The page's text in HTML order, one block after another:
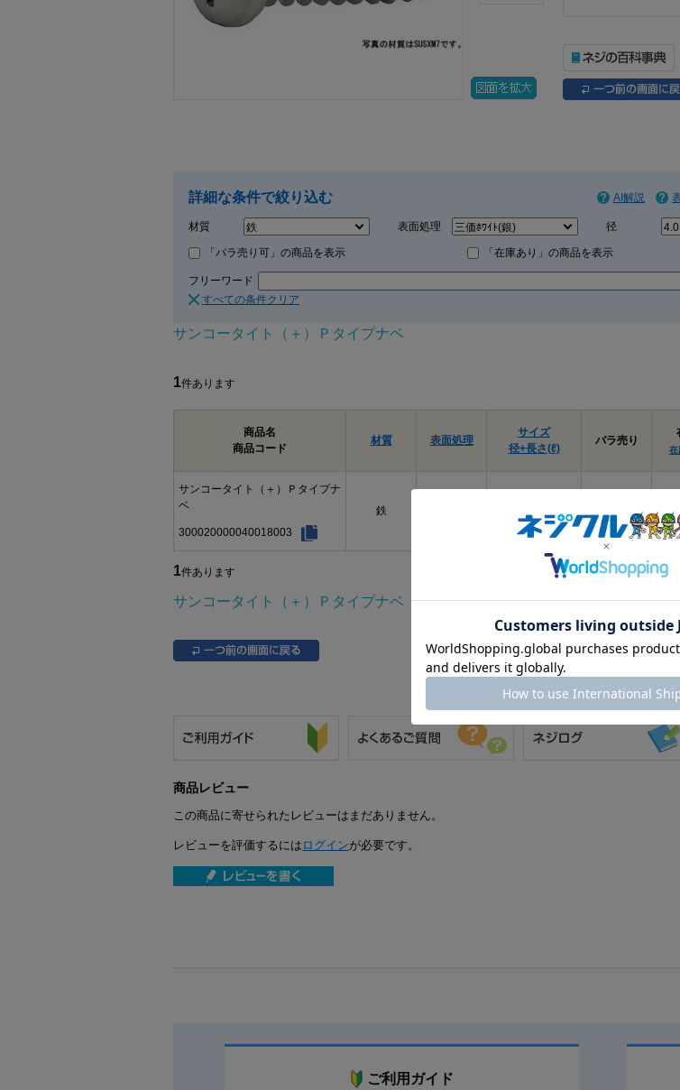
詳細な条件で絞り込む AI解説
材質 表面処理 径
「バラ売り可」の商品を表示 「在庫あり」の商品を表示
フリーワード
すべての条件クリア
サンコータイト（＋）Ｐタイプナベ
1件あります
商品名
商品コード
材質 表面処理
サイズ
径+長さ(ℓ)
バラ売り
在
サンコータイト（＋）Ｐタイプナ
ベ
300020000040018003
鉄
1件あります
サンコータイト（＋）Ｐタイプナベ
商品レビュー
この商品に寄せられたレビューはまだありません。
レビューを評価するには ログインが必要です。
ご利用ガイド